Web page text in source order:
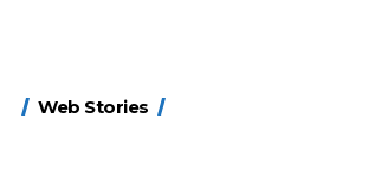
Web Stories
FASTag के ये नए